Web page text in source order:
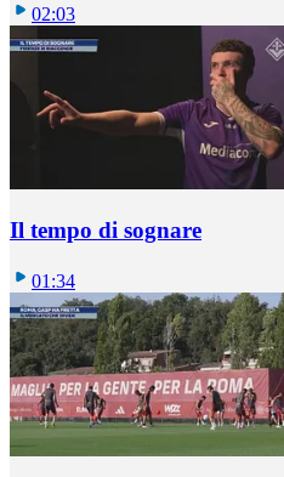
02:03
Il tempo di sognare
01:34